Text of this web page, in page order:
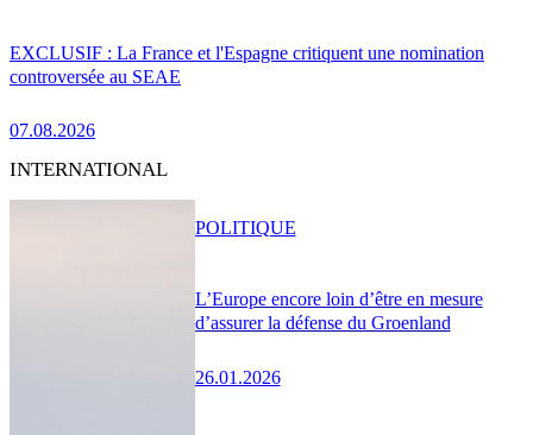
EXCLUSIF : La France et l'Espagne critiquent une nomination
controversée au SEAE
07.08.2026
INTERNATIONAL
L’Europe encore loin d’être en mesure
d’assurer la défense du Groenland
26.01.2026
POLITIQUE